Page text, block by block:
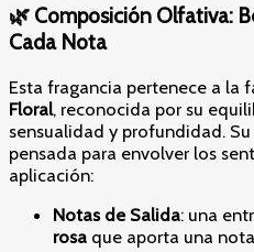
🌿 Composición Olfativa:
Cada Nota
Esta fragancia pertenece a la
Floral, reconocida por su
sensualidad y profundidad.
pensada para envolver los
aplicación:
Notas de Salida: una
rosa que aporta una